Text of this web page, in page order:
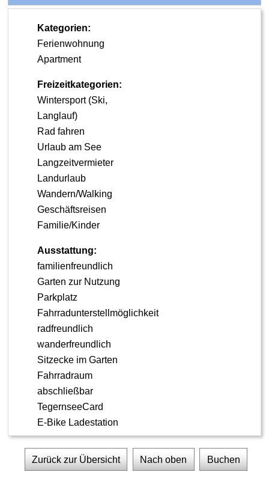
Kategorien:
Ferienwohnung
Apartment
Freizeitkategorien:
Wintersport (Ski,
Langlauf)
Rad fahren
Urlaub am See
Langzeitvermieter
Landurlaub
Wandern/Walking
Geschäftsreisen
Familie/Kinder
Ausstattung:
familienfreundlich
Garten zur Nutzung
Parkplatz
Fahrradunterstellmöglichkeit
radfreundlich
wanderfreundlich
Sitzecke im Garten
Fahrradraum
abschließbar
TegernseeCard
E-Bike Ladestation
Zurück zur Übersicht Nach oben Buchen